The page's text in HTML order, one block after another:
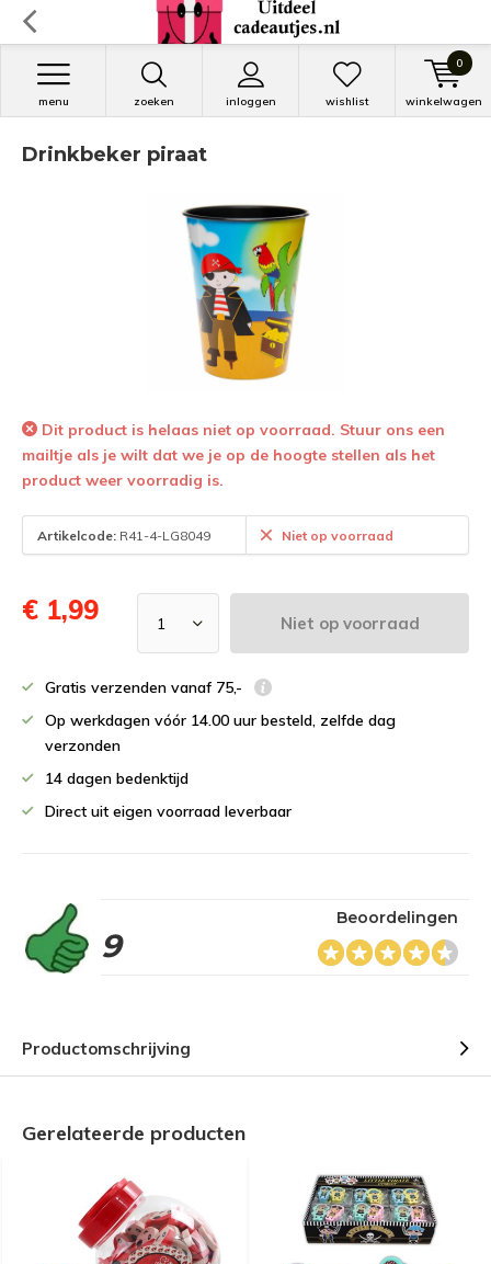
zoeken inloggen
menu wishlist winkelwagen
0
Drinkbeker piraat
Dit product is helaas niet op voorraad. Stuur ons een
mailtje als je wilt dat we je op de hoogte stellen als het
product weer voorradig is.
Artikelcode: R41-4-LG8049 Niet op voorraad
€ 1,99 Niet op voorraad
Gratis verzenden vanaf 75,-
Op werkdagen vóór 14.00 uur besteld, zelfde dag
verzonden
14 dagen bedenktijd
Direct uit eigen voorraad leverbaar
9
Beoordelingen
Productomschrijving
Gerelateerde producten